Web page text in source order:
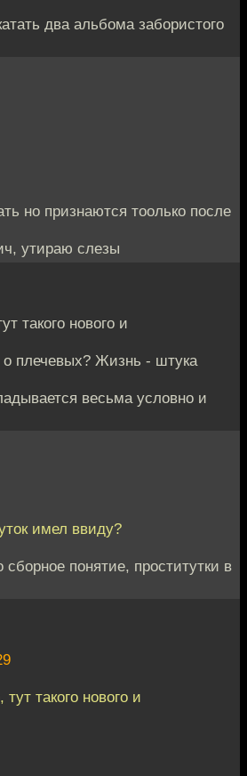
два альбома забористого
но признаются тоолько после
утираю слезы
такого нового и
плечевых? Жизнь - штука
весьма условно и
имел ввиду?
понятие, проститутки в
такого нового и